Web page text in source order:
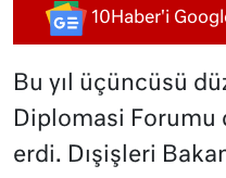
10Haber'i
Bu yıl üçüncüsü
Diplomasi Forumu
erdi. Dışişleri